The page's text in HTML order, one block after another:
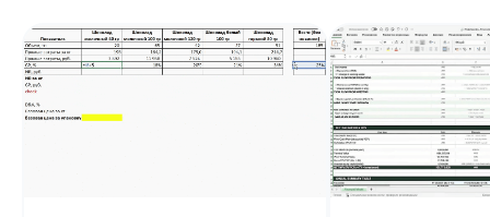
образовательной деятельности
Вы получите официальное
удостоверение,
подтверждающее
вашей квалификации, что
новые возможности для
Диплом о прохождении курса Удостоверение о
квалификации